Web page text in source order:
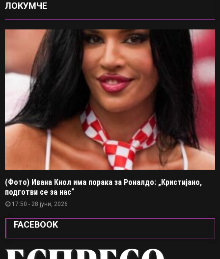
ЛОКУМЧЕ
(Фото) Ивана Кнол има порака за Роналдо: „Кристијано,
подготви се за нас“
17:50 - 28 јуни, 2026
FACEBOOK